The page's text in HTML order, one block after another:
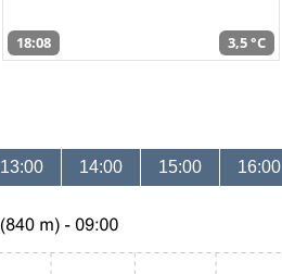
18:08 3,5 °C
13:00 14:00 15:00 16:00